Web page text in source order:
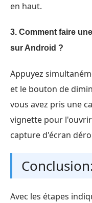
en haut.
3. Comment faire
sur Android ?
Appuyez
et le bouton de
vous avez pris une
vignette pour
capture d'écran
Conclusion:
Avec les étapes